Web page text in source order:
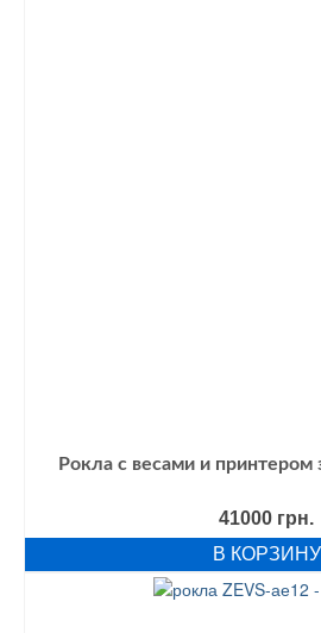
Рокла с весами и принтером
41000 грн.
В КОРЗИНУ